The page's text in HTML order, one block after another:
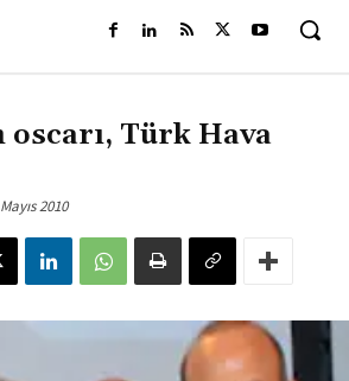
oscarı, Türk Hava
2010